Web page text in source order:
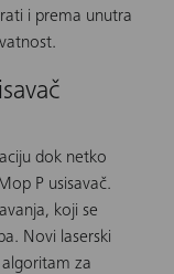
i prema unutra
dok netko
P usisavač.
koji se
Novi laserski
algoritam za